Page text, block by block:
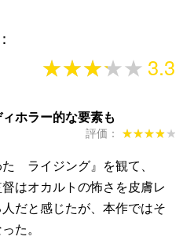
★★★★★
★★★★★ 3.3
ホラー的な要素も
評価： ★★★★★
★★★★★
ライジング』を観て、
はオカルトの怖さを皮膚レ
だと感じたが、本作ではそ
た。